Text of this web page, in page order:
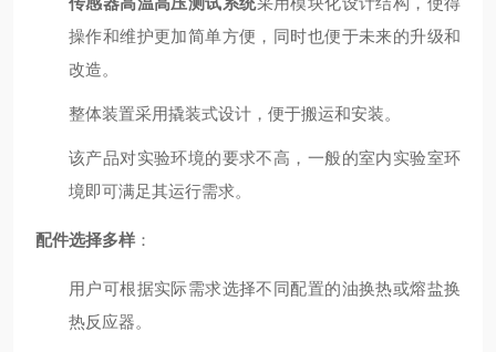
操作和维护更加简单方便，同时也便于未来的升级和
改造。
整体装置采用撬装式设计，便于搬运和安装。
该产品对实验环境的要求不高，一般的室内实验室环
境即可满足其运行需求。
配件选择多样 ：
用户可根据实际需求选择不同配置的油换热或熔盐换
热反应器。